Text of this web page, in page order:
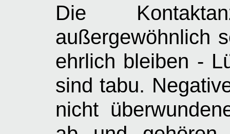
Die
außergewöhnlich
ehrlich bleiben -
sind tabu.
nicht